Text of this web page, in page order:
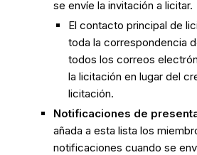
se envíe la invitación a licitar.
El contacto principal de
toda la correspondencia
todos los correos
la licitación en lugar del
licitación.
Notificaciones de
añada a esta lista los
notificaciones cuando se